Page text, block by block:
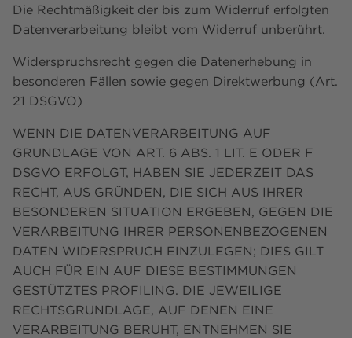
Die Rechtmäßigkeit der bis zum Widerruf erfolgten
Datenverarbeitung bleibt vom Widerruf unberührt.
Widerspruchsrecht gegen die Datenerhebung in
besonderen Fällen sowie gegen Direktwerbung (Art.
21 DSGVO)
WENN DIE DATENVERARBEITUNG AUF
GRUNDLAGE VON ART. 6 ABS. 1 LIT. E ODER F
DSGVO ERFOLGT, HABEN SIE JEDERZEIT DAS
RECHT, AUS GRÜNDEN, DIE SICH AUS IHRER
BESONDEREN SITUATION ERGEBEN, GEGEN DIE
VERARBEITUNG IHRER PERSONENBEZOGENEN
DATEN WIDERSPRUCH EINZULEGEN; DIES GILT
AUCH FÜR EIN AUF DIESE BESTIMMUNGEN
GESTÜTZTES PROFILING. DIE JEWEILIGE
RECHTSGRUNDLAGE, AUF DENEN EINE
VERARBEITUNG BERUHT, ENTNEHMEN SIE